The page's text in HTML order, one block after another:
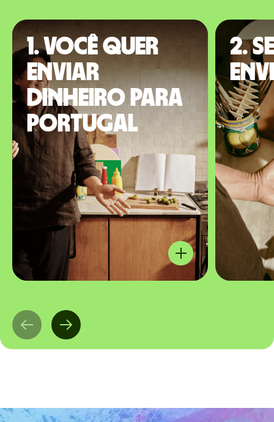
1. Você quer
enviar
dinheiro para
Portugal
2.